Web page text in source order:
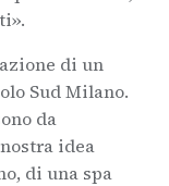
di un
Sud Milano.
da
idea
di una spa